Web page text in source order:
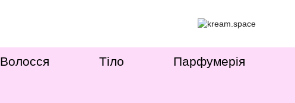
Волосся Тіло Парфумерія